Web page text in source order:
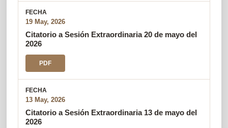
19 May, 2026
Citatorio a Sesión Extraordinaria 20 de mayo del
2026
PDF
13 May, 2026
Citatorio a Sesión Extraordinaria 13 de mayo del
2026